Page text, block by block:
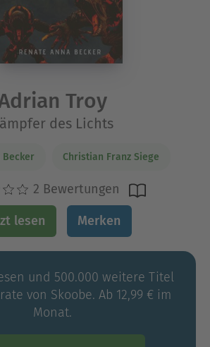
Troy
des Lichts
Becker Christian Franz Siege
2 Bewertungen
lesen Merken
und 500.000 weitere Titel
von Skoobe. Ab 12,99 € im
Monat.